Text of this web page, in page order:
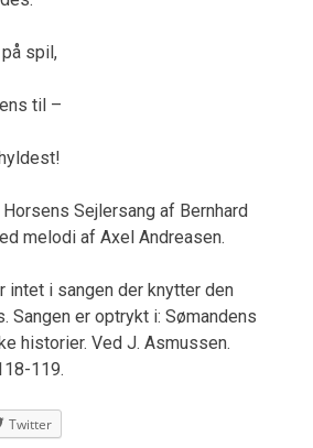
spil,
til –
Sejlersang af Bernhard
melodi af Axel Andreasen.
intet i sangen der knytter den
Sangen er optrykt i: Sømandens
historier. Ved J. Asmussen.
119.
Twitter